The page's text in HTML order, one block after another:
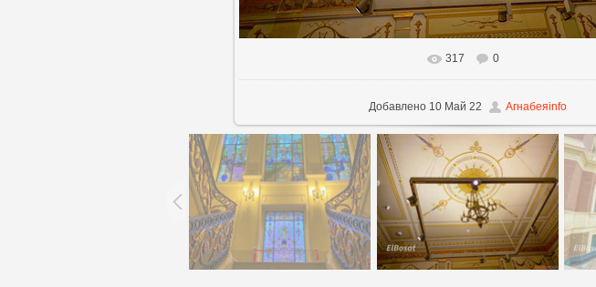
В реальном размере 1440x1080
317 0
Добавлено10 Май 22 Агнабеяinfo